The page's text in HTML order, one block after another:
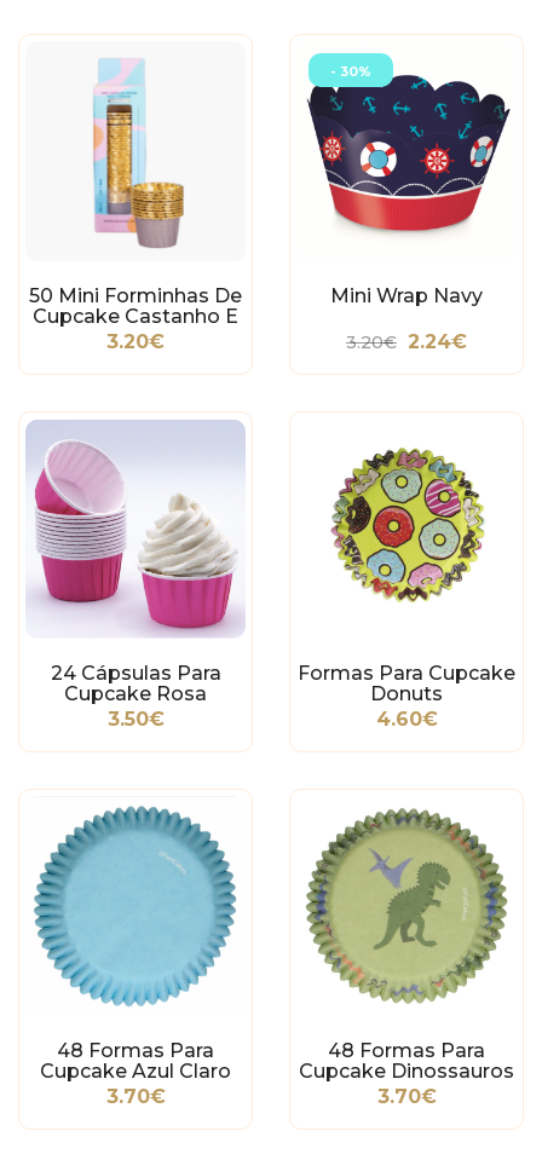
50 Mini Forminhas De
Cupcake Castanho E
Dourado
3.20€
- 30%
Mini Wrap Navy
3.20€ 2.24€
24 Cápsulas Para
Cupcake Rosa
Choque
3.50€
Formas Para Cupcake
Donuts
4.60€
48 Formas Para
Cupcake Azul Claro
3.70€
48 Formas Para
Cupcake Dinossauros
3.70€